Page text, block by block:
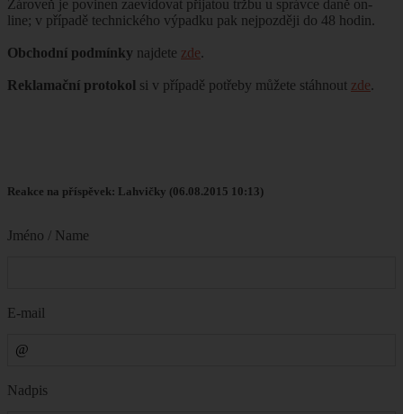
Zároveň je povinen zaevidovat přijatou tržbu u správce daně on-
line; v případě technického výpadku pak nejpozději do 48 hodin.
Obchodní podmínky najdete zde.
Reklamační protokol si v případě potřeby můžete stáhnout zde.
Reakce na příspěvek: Lahvičky (06.08.2015 10:13)
Jméno / Name
E-mail
Nadpis